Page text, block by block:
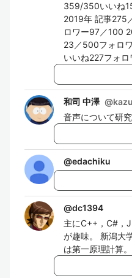
359/350いいね
2019年 記事275
ロワー97／100
23／500フォロ
いいね227フォロ
和司 中澤 @
音声について研
@edachiku
@dc1394
主にC++，C#，
が趣味。 新潟大
は第一原理計算。